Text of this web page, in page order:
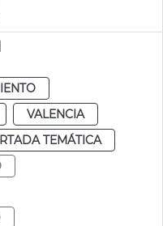
VALENCIA
TEMÁTICA